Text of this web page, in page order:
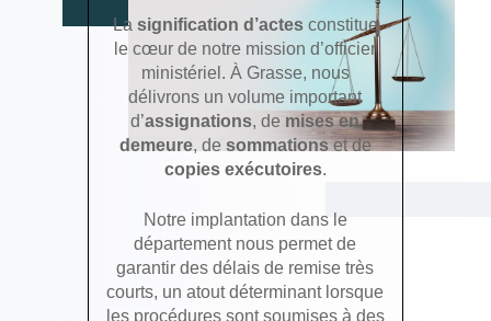
La signification d’actesconstitue
le cœur de notre mission d’officier
ministériel. À Grasse, nous
délivrons un volume important
d’assignations, de mises en
demeure, de sommationset de
copies exécutoires.
Notre implantation dans le
département nous permet de
garantir des délais de remise très
courts, un atout déterminant lorsque
les procédures sont soumises à des